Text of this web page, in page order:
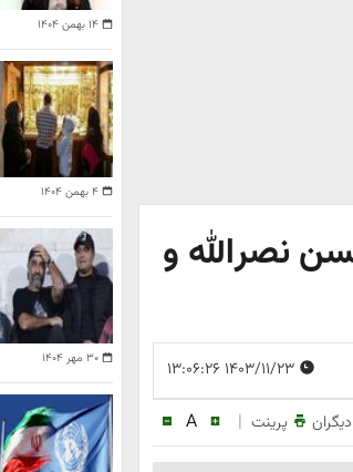
نصرالله و
پرینت |
A
۱۴ بهمن ۱۴۰۴
۴ بهمن ۱۴۰۴
۳۰ مهر ۱۴۰۴